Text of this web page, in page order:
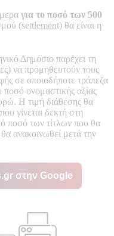
για το ποσό των 500
(settlement) θα είναι η
Δημόσιο παρέχει τη
να προμηθευτούν τους
σε οποιαδήποτε τράπεζα
ποσό ονομαστικής αξίας
Η τιμή διάθεσης θα
γίνεται δεκτή στη
ποσό των τίτλων που θα
ανακοινωθεί μετά την
στην Google